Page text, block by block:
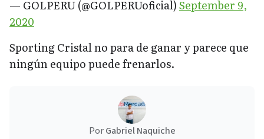
— GOLPERU (@GOLPERUoficial)September 9,
2020
Sporting Cristal no para de ganar y parece que
ningún equipo puede frenarlos.
PorGabriel Naquiche